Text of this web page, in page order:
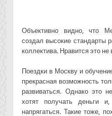
Объективно видно, что
создал высокие стандарты
коллектива. Нравится это не
Поездки в Москву и
прекрасная возможность
развиваться. Однако это
хотят получать деньги
напрягаться. Такие тоже,